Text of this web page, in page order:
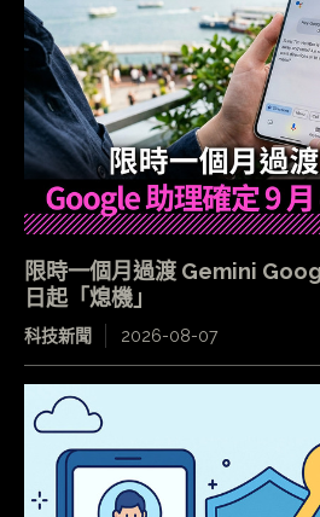
限時一個月過渡 Gemini
日起「熄機」
科技新聞 2026-08-07